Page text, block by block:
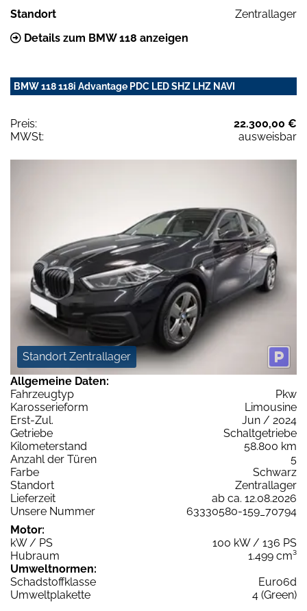
Standort
Zentrallager
Details zum BMW 118 anzeigen
BMW 118 118i Advantage PDC LED SHZ LHZ NAVI
Preis:
22.300,00 €
MWSt:
ausweisbar
Standort Zentrallager
Allgemeine Daten:
Fahrzeugtyp
Pkw
Karosserieform
Limousine
Erst-Zul.
Jun / 2024
Getriebe
Schaltgetriebe
Kilometerstand
58.800 km
Anzahl der Türen
5
Farbe
Schwarz
Standort
Zentrallager
Lieferzeit
ab ca. 12.08.2026
Unsere Nummer
63330580-159_70794
Motor:
kW / PS
100 kW / 136 PS
Hubraum
1.499 cm³
Umweltnormen:
Schadstoffklasse
Euro6d
Umweltplakette
4 (Green)